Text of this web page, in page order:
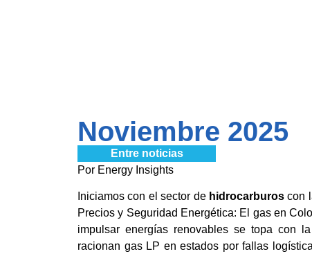
Noviembre 2025
Entre noticias
Por Energy Insights
Iniciamos con el sector de hidrocarburoscon
Precios y Seguridad Energética: El gas en
impulsar energías renovables se topa con
racionan gas LP en estados por fallas